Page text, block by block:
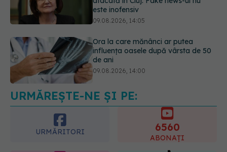
influența oasele după vârsta de 50
de ani
Cum alegem alimentele pe timp de
caniculă. Recomandările
specialiștilor
URMĂREȘTE-NE ȘI PE:
URMĂRITORI 6560
ABONAȚI